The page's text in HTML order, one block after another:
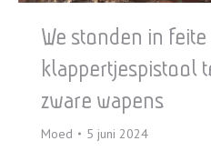
We stonden in
klappertjespistool
zware wapens
Moed 5 juni 2024